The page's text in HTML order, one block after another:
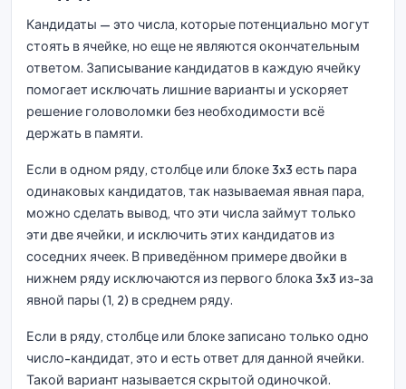
Кандидаты — это числа, которые потенциально могут
стоять в ячейке, но еще не являются окончательным
ответом. Записывание кандидатов в каждую ячейку
помогает исключать лишние варианты и ускоряет
решение головоломки без необходимости всё
держать в памяти.
Если в одном ряду, столбце или блоке 3x3 есть пара
одинаковых кандидатов, так называемая явная пара,
можно сделать вывод, что эти числа займут только
эти две ячейки, и исключить этих кандидатов из
соседних ячеек. В приведённом примере двойки в
нижнем ряду исключаются из первого блока 3x3 из-за
явной пары (1, 2) в среднем ряду.
Если в ряду, столбце или блоке записано только одно
число-кандидат, это и есть ответ для данной ячейки.
Такой вариант называется скрытой одиночкой.